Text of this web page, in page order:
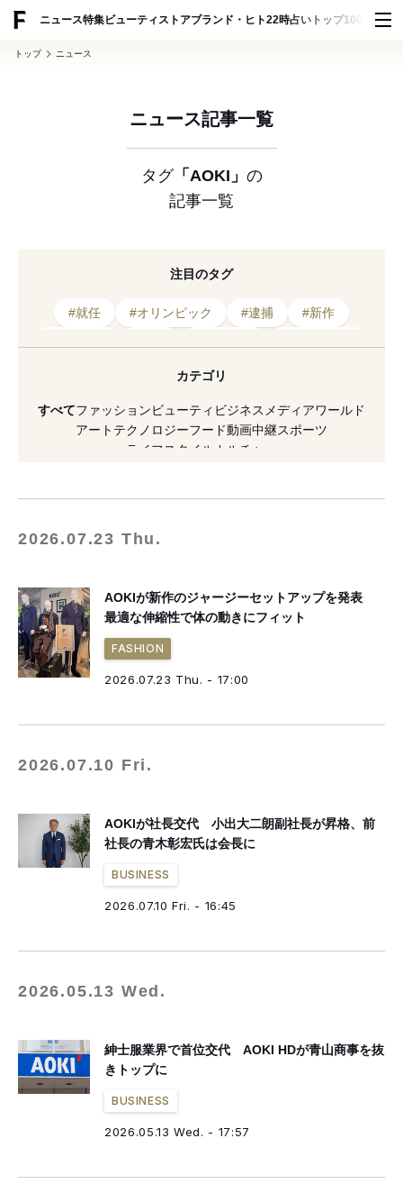
ニュース特集ビューティ ストアブランド・ヒト22時占い トップ100 スナッ
トップ ニュース
ニュース記事一覧
タグ「AOKI」 の
記事一覧
注目のタグ
#就任 #オリンピック #逮捕
#新作
#セットアップ
#代表取締役社長
#東京オリンピック
カテゴリ
すべてファッションビューティ ビジネス メディアワールド
アート テクノロジーフード動画中継スポーツ
ライフスタイル
カルチャー
2026.07.23 Thu.
AOKIが新作のジャージーセットアップを発表
最適な伸縮性で体の動きにフィット
FASHION
2026.07.23 Thu. - 17:00
2026.07.10 Fri.
AOKIが社長交代 小出大二朗副社長が昇格、前
社長の青木彰宏氏は会長に
BUSINESS
2026.07.10 Fri. - 16:45
2026.05.13 Wed.
紳士服業界で首位交代 AOKI HDが青山商事を抜
きトップに
BUSINESS
2026.05.13 Wed. - 17:57